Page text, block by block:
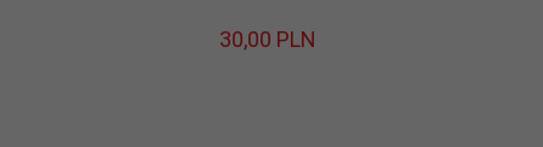
30,00 PLN